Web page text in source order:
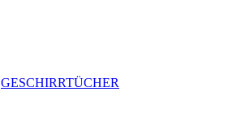
GESCHIRRTÜCHER